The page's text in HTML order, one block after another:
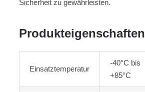
Sicherheit zu gewährleisten.
Produkteigenschaften
Einsatztemperatur
-40°C bis
+85°C